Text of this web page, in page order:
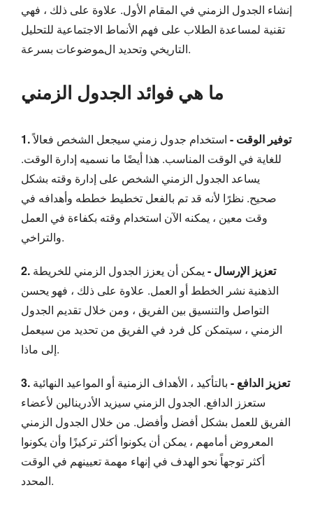
إنشاء الجدول الزمني في المقام الأول. علاوة على ذلك ، فهي
تقنية لمساعدة الطلاب على فهم الأنماط الاجتماعية للتحليل
التاريخي وتحديد الموضوعات بسرعة.
ما هي فوائد الجدول الزمني
1. توفير الوقت - استخدام جدول زمني سيجعل الشخص فعالاً
للغاية في الوقت المناسب. هذا أيضًا ما نسميه إدارة الوقت.
يساعد الجدول الزمني الشخص على إدارة وقته بشكل
صحيح. نظرًا لأنه قد تم بالفعل تخطيط خططه وأهدافه في
وقت معين ، يمكنه الآن استخدام وقته بكفاءة في العمل
والتراخي.
2. تعزيز الإرسال - يمكن أن يعزز الجدول الزمني للخريطة
الذهنية نشر الخطط أو العمل. علاوة على ذلك ، فهو يحسن
التواصل والتنسيق بين الفريق ، ومن خلال تقديم الجدول
الزمني ، سيتمكن كل فرد في الفريق من تحديد من سيعمل
إلى ماذا.
3. تعزيز الدافع - بالتأكيد ، الأهداف الزمنية أو المواعيد النهائية
ستعزز الدافع. الجدول الزمني سيزيد الأدرينالين لأعضاء
الفريق للعمل بشكل أفضل وأفضل. من خلال الجدول الزمني
المعروض أمامهم ، يمكن أن يكونوا أكثر تركيزًا وأن يكونوا
أكثر توجهاً نحو الهدف في إنهاء مهمة تعيينهم في الوقت
المحدد.